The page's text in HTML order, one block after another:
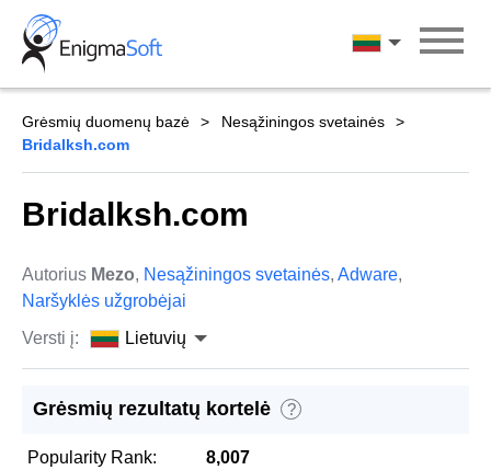
Skip
content
Lietuvių
Grėsmių duomenų bazė
Nesąžiningos svetainės
Bridalksh.com
Bridalksh.com
Autorius Mezo, Nesąžiningos svetainės, Adware,
Naršyklės užgrobėjai
Versti į:
Lietuvių
Grėsmių rezultatų kortelė ?
Popularity Rank:
8,007